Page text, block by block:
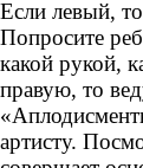
Если левый,
Попросите
какой рукой,
правую, то
артисту.